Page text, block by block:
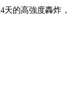
的高強度轟炸